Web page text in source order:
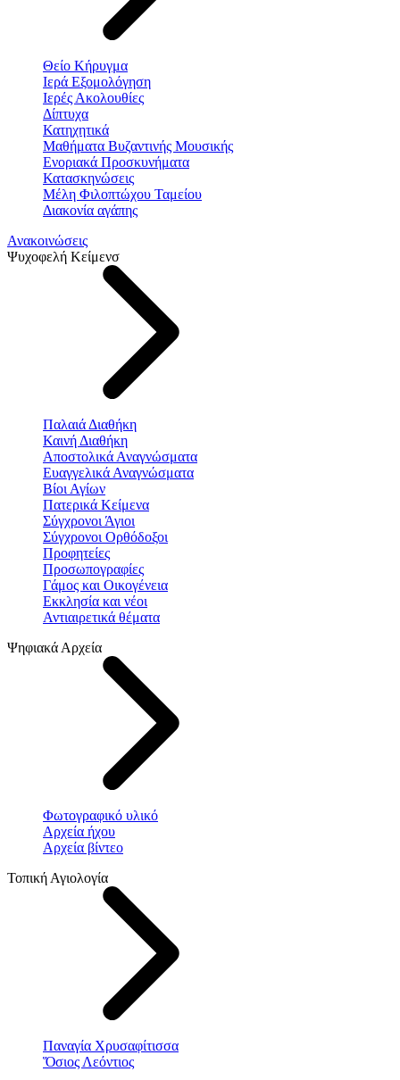
Θείο Κήρυγμα
Ιερά Εξομολόγηση
Ιερές Ακολουθίες
Δίπτυχα
Κατηχητικά
Μαθήματα Βυζαντινής Μουσικής
Ενοριακά Προσκυνήματα
Κατασκηνώσεις
Μέλη Φιλοπτώχου Ταμείου
Διακονία αγάπης
Ανακοινώσεις
Ψυχοφελή Κείμενσ
Παλαιά Διαθήκη
Καινή Διαθήκη
Αποστολικά Αναγνώσματα
Ευαγγελικά Αναγνώσματα
Βίοι Αγίων
Πατερικά Κείμενα
Σύγχρονοι Άγιοι
Σύγχρονοι Ορθόδοξοι
Προφητείες
Προσωπογραφίες
Γάμος και Οικογένεια
Εκκλησία και νέοι
Αντιαιρετικά θέματα
Ψηφιακά Αρχεία
Φωτογραφικό υλικό
Αρχεία ήχου
Αρχεία βίντεο
Τοπική Αγιολογία
Παναγία Χρυσαφίτισσα
Ὅσιος Λεόντιος